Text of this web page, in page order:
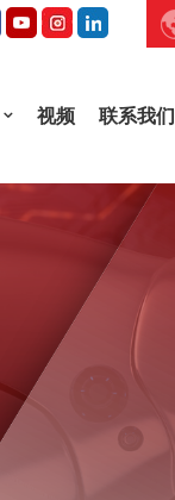
Deutsch
Español
ไทย
中文
视频 联系我们